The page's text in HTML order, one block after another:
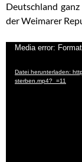
Deutschland
der Weimarer
Video-
Media error:
Datei herunterladen:
sterben.mp4?_=11